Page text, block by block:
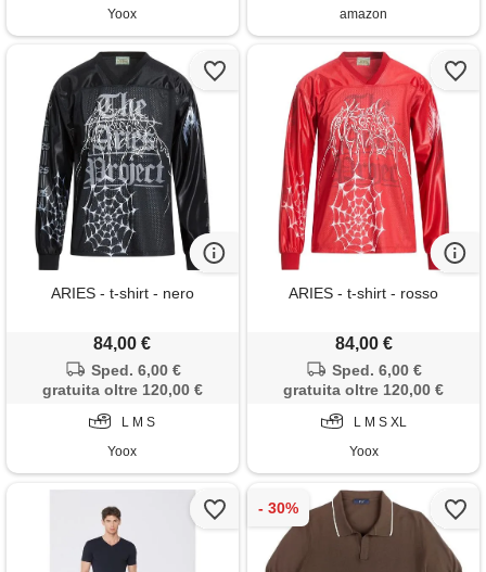
Yoox amazon
ARIES - t-shirt - nero
84,00 €
Sped. 6,00 €
gratuita oltre 120,00 €
L M S
Yoox
ARIES - t-shirt - rosso
84,00 €
Sped. 6,00 €
gratuita oltre 120,00 €
L M S XL
Yoox